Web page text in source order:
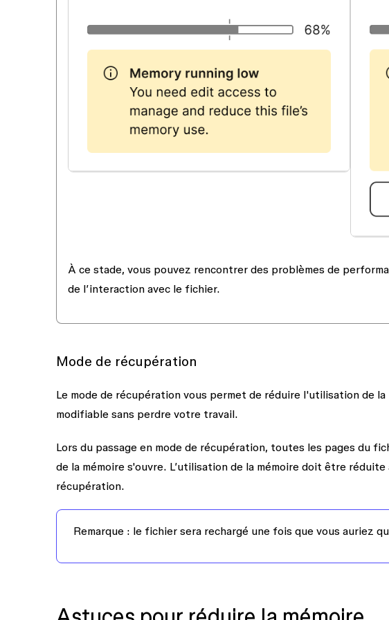
À ce stade, vous pouvez rencontrer des problèmes de
de l’interaction avec le fichier.
Mode de récupération
Le mode de récupération vous permet de réduire l'utilisation de
modifiable sans perdre votre travail.
Lors du passage en mode de récupération, toutes les pages du
de la mémoire s'ouvre. L’utilisation de la mémoire doit être
récupération.
Remarque : le fichier sera rechargé une fois que vous auriez